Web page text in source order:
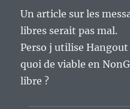
Un article sur les
libres serait pas mal.
Perso j utilise
quoi de viable en
libre ?